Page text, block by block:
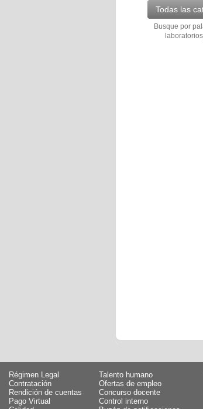
Todas las
Busque por
Régimen Legal
Talento humano
Contratación
Ofertas de empleo
Rendición de cuentas
Concurso docente
Pago Virtual
Control interno